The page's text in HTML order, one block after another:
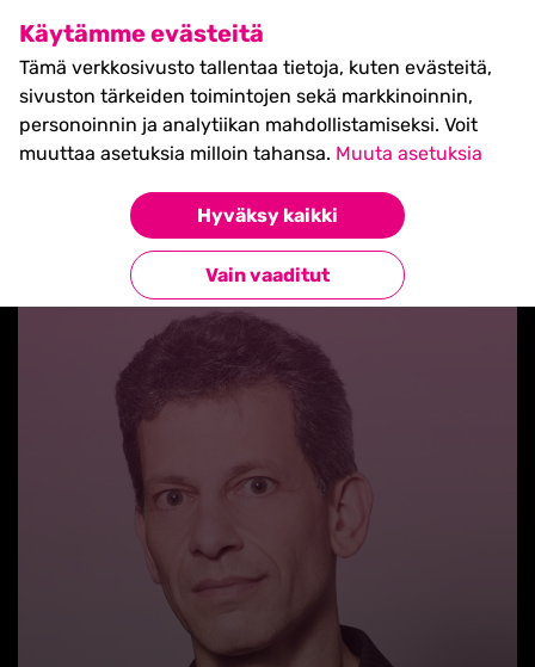
Käytämme evästeitä
Tämä verkkosivusto tallentaa tietoja, kuten evästeitä,
sivuston tärkeiden toimintojen sekä markkinoinnin,
personoinnin ja analytiikan mahdollistamiseksi. Voit
muuttaa asetuksia milloin tahansa. Muuta asetuksia
Hyväksy kaikki
Vain vaaditut
SHIFT Business Festival
27.5.2027, Turku - liput
myynnissä nyt! >>
Takaisin uutisiin